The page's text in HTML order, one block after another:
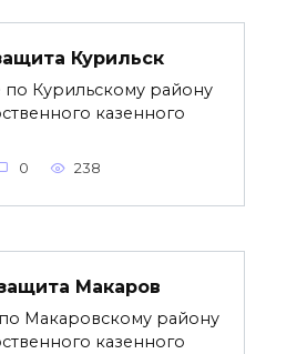
Курильск
Курильскому району
казенного
0 238
Макаров
Макаровскому району
казенного